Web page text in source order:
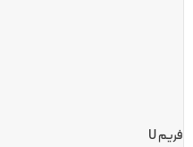
فریم U